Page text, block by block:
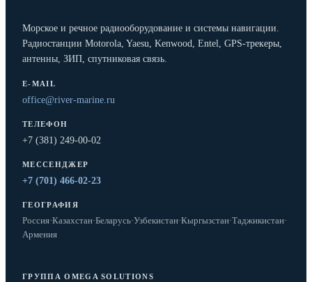
Морское и речное радиооборудование и системы навигации.
Радиостанции Motorola, Yaesu, Kenwood, Entel, GPS-трекеры,
антенны, ЗИП, спутниковая связь.
E-MAIL
office@river-marine.ru
ТЕЛЕФОН
+7 (381) 249-00-02
МЕССЕНДЖЕР
+7 (701) 466-02-23
ГЕОГРАФИЯ
Россия·Казахстан·Беларусь·Узбекистан·Кыргызстан·Таджикистан·
Армения
ГРУППА OMEGA SOLUTIONS